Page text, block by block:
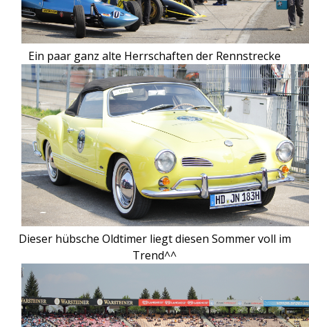
Ein paar ganz alte Herrschaften der Rennstrecke
Dieser hübsche Oldtimer liegt diesen Sommer voll im
Trend^^